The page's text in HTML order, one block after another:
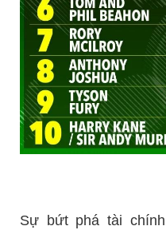
Sự bứt phá tài